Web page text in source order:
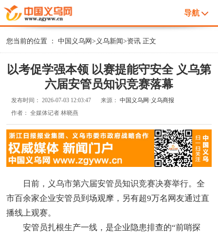
导航
您当前的位置 ：中国义乌网> 义乌新闻>资讯 正文
以考促学强本领 以赛提能守安全 义乌第
六届安管员知识竞赛落幕
发布时间：2026-07-03 12:03:47 来源：中国义乌网·义乌商报
作者：全媒体记者 林晓燕
日前，义乌市第六届安管员知识竞赛决赛举行。全
市百余家企业安管员到场观摩，另有超9万名网友通过直
播线上观赛。
安管员扎根生产一线，是企业隐患排查的“前哨探